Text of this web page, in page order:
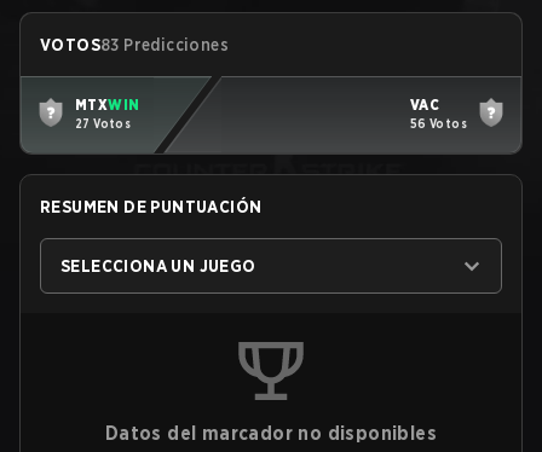
VOTOS83 Predicciones
MTXWIN
27 Votos
VAC
56 Votos
RESUMEN DE PUNTUACIÓN
SELECCIONA UN JUEGO
Datos del marcador no disponibles